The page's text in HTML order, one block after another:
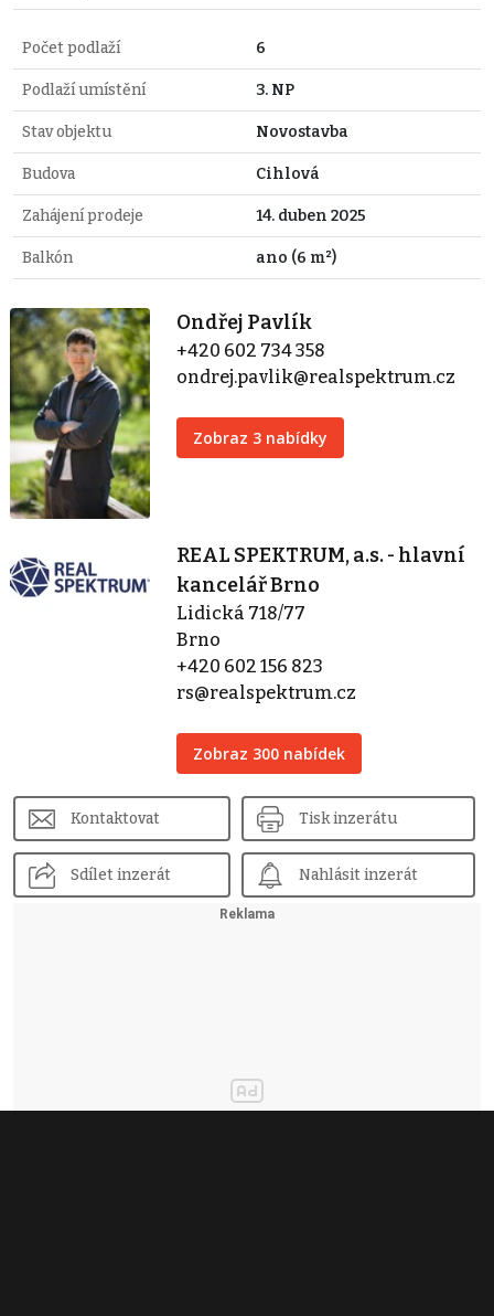
Počet podlaží 6
Podlaží umístění 3. NP
Stav objektu Novostavba
Budova Cihlová
Zahájení prodeje 14. duben 2025
Balkón ano (6 m²)
Ondřej Pavlík
+420 602 734 358
ondrej.pavlik@realspektrum.cz
Zobraz 3 nabídky
REAL SPEKTRUM, a.s. - hlavní
kancelář Brno
Lidická 718/77
Brno
+420 602 156 823
rs@realspektrum.cz
Zobraz 300 nabídek
Kontaktovat Tisk inzerátu
Sdílet inzerát Nahlásit inzerát